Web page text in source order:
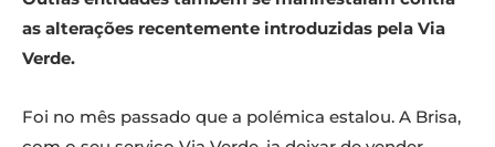
as alterações recentemente introduzidas pela Via
Verde.
Foi no mês passado que a polémica estalou. A Brisa,